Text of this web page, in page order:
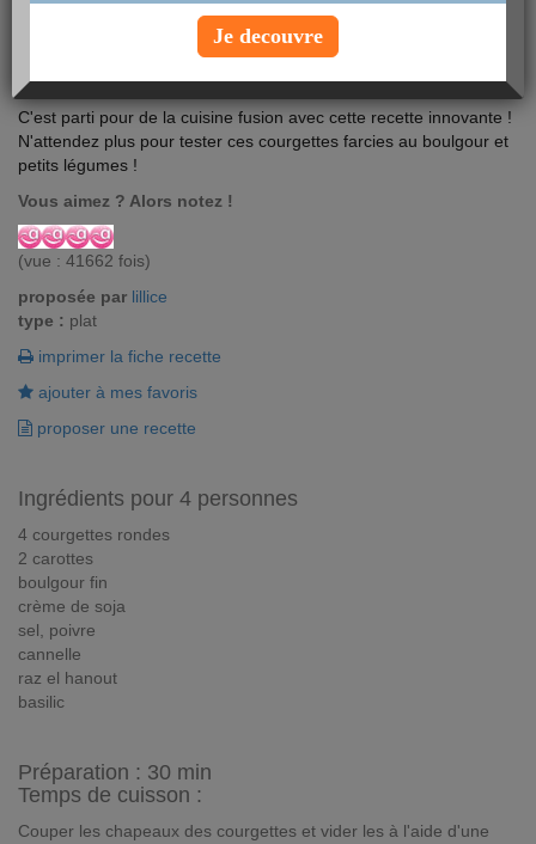
C'est parti pour de la cuisine fusion avec cette recette innovante !
N'attendez plus pour tester ces courgettes farcies au boulgour et
petits légumes !
Vous aimez ? Alors notez !
(vue : 41662 fois)
proposée par lillice
type : plat
imprimer la fiche recette
ajouter à mes favoris
proposer une recette
Ingrédients pour 4 personnes
4 courgettes rondes
2 carottes
boulgour fin
crème de soja
sel, poivre
cannelle
raz el hanout
basilic
Préparation : 30 min
Temps de cuisson :
Couper les chapeaux des courgettes et vider les à l'aide d'une
Je decouvre